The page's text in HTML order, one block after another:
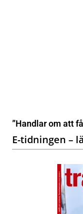
”Handlar om att
E-tidningen –